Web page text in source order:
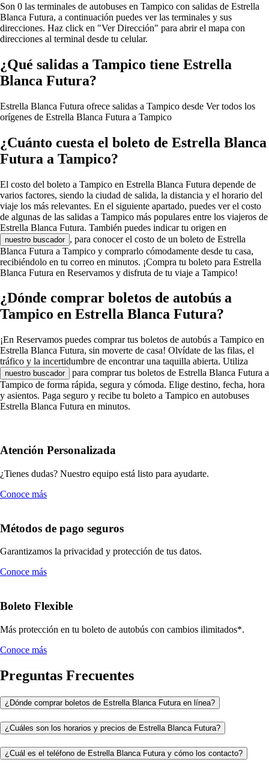
Son 0 las terminales de autobuses en Tampico con salidas de Estrella
Blanca Futura, a continuación puedes ver las terminales y sus
direcciones. Haz click en "Ver Dirección" para abrir el mapa con
direcciones al terminal desde tu celular.
¿Qué salidas a Tampico tiene Estrella
Blanca Futura?
Estrella Blanca Futura ofrece salidas a Tampico desde Ver todos los
orígenes de Estrella Blanca Futura a Tampico
¿Cuánto cuesta el boleto de Estrella Blanca
Futura a Tampico?
El costo del boleto a Tampico en Estrella Blanca Futura depende de
varios factores, siendo la ciudad de salida, la distancia y el horario del
viaje los más relevantes. En el siguiente apartado, puedes ver el costo
de algunas de las salidas a Tampico más populares entre los viajeros de
Estrella Blanca Futura. También puedes indicar tu origen en
nuestro buscador , para conocer el costo de un boleto de Estrella
Blanca Futura a Tampico y comprarlo cómodamente desde tu casa,
recibiéndolo en tu correo en minutos. ¡Compra tu boleto para Estrella
Blanca Futura en Reservamos y disfruta de tu viaje a Tampico!
¿Dónde comprar boletos de autobús a
Tampico en Estrella Blanca Futura?
¡En Reservamos puedes comprar tus boletos de autobús a Tampico en
Estrella Blanca Futura, sin moverte de casa! Olvídate de las filas, el
tráfico y la incertidumbre de encontrar una taquilla abierta. Utiliza
nuestro buscador
para comprar tus boletos de Estrella Blanca Futura a
Tampico de forma rápida, segura y cómoda. Elige destino, fecha, hora
y asientos. Paga seguro y recibe tu boleto a Tampico en autobuses
Estrella Blanca Futura en minutos.
Atención Personalizada
¿Tienes dudas? Nuestro equipo está listo para ayudarte.
Conoce más
Métodos de pago seguros
Garantizamos la privacidad y protección de tus datos.
Conoce más
Boleto Flexible
Más protección en tu boleto de autobús con cambios ilimitados*.
Conoce más
Preguntas Frecuentes
¿Dónde comprar boletos de Estrella Blanca Futura en línea?
¿Cuáles son los horarios y precios de Estrella Blanca Futura?
¿Cuál es el teléfono de Estrella Blanca Futura y cómo los contacto?